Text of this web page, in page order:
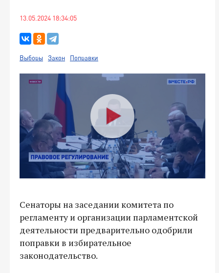
13.05.2024 18:34:05
Выборы Закон Поправки
Сенаторы на заседании комитета по
регламенту и организации парламентской
деятельности предварительно одобрили
поправки в избирательное
законодательство.